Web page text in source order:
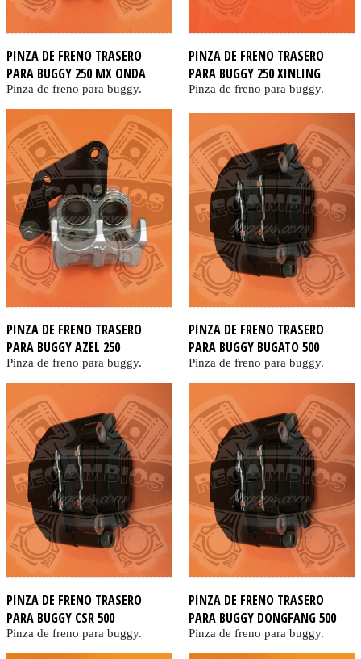
PINZA DE FRENO TRASERO
PARA BUGGY 250 MX ONDA
Pinza de freno para buggy.
PINZA DE FRENO TRASERO
PARA BUGGY 250 XINLING
Pinza de freno para buggy.
PINZA DE FRENO TRASERO
PARA BUGGY AZEL 250
Pinza de freno para buggy.
PINZA DE FRENO TRASERO
PARA BUGGY BUGATO 500
Pinza de freno para buggy.
PINZA DE FRENO TRASERO
PARA BUGGY CSR 500
Pinza de freno para buggy.
PINZA DE FRENO TRASERO
PARA BUGGY DONGFANG 500
Pinza de freno para buggy.